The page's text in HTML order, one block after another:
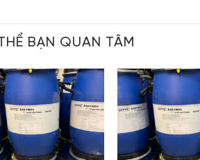
BẠN QUAN TÂM